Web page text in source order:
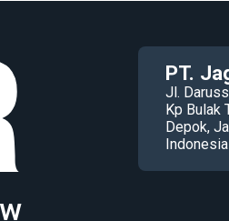
PT.
Jl.
Kp Bulak
Depok,
Indonesia